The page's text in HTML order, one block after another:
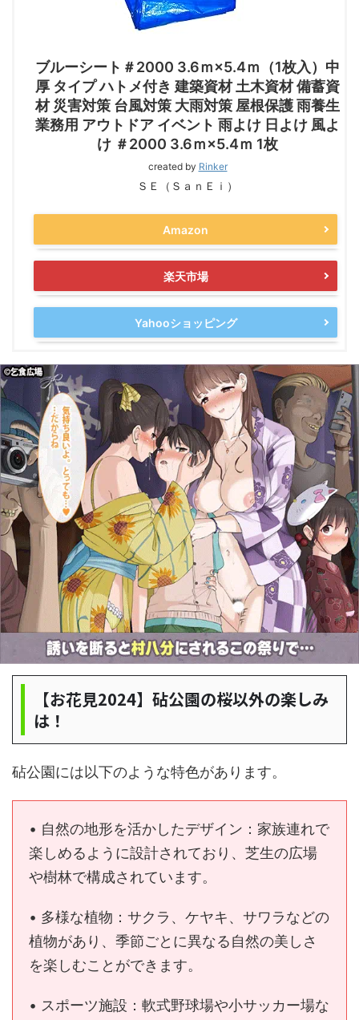
ブルーシート＃2000 3.6ｍ×5.4ｍ（1枚入）中
厚 タイプ ハトメ付き 建築資材 土木資材 備蓄資
材 災害対策 台風対策 大雨対策 屋根保護 雨養生
業務用 アウトドア イベント 雨よけ 日よけ 風よ
け ＃2000 3.6ｍ×5.4ｍ 1枚
created by Rinker
ＳＥ（ＳａｎＥｉ）
Amazon
楽天市場
Yahooショッピング
【お花見2024】砧公園の桜以外の楽しみ
は！
砧公園には以下のような特色があります。
• 自然の地形を活かしたデザイン：家族連れで
楽しめるように設計されており、芝生の広場
や樹林で構成されています。
• 多様な植物：サクラ、ケヤキ、サワラなどの
植物があり、季節ごとに異なる自然の美しさ
を楽しむことができます。
• スポーツ施設：軟式野球場や小サッカー場な